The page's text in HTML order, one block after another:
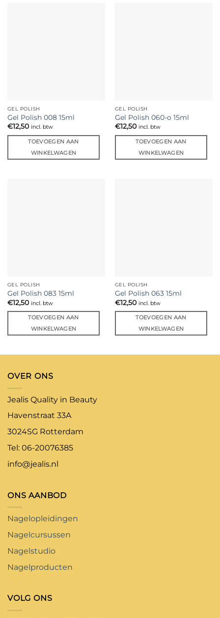
GEL POLISH
Gel Polish 008 15ml
€12,50 incl. btw
TOEVOEGEN AAN
WINKELWAGEN
GEL POLISH
Gel Polish 060-o 15ml
€12,50 incl. btw
TOEVOEGEN AAN
WINKELWAGEN
GEL POLISH
Gel Polish 083 15ml
€12,50 incl. btw
TOEVOEGEN AAN
WINKELWAGEN
GEL POLISH
Gel Polish 063 15ml
€12,50 incl. btw
TOEVOEGEN AAN
WINKELWAGEN
OVER ONS
Jealis Quality in Beauty
Havenstraat 33A
3024SG Rotterdam
Tel: 06-20076385
info@jealis.nl
ONS AANBOD
Nagelopleidingen
Nagelcursussen
Nagelstudio
Nagelproducten
VOLG ONS